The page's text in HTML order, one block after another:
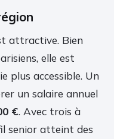
attractive. Bien
elle est
plus accessible. Un
un salaire annuel
€. Avec trois à
senior atteint des